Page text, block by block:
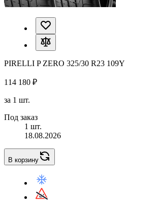
PIRELLI P ZERO 325/30 R23 109Y
114 180 ₽
за 1 шт.
Под заказ
1 шт.
18.08.2026
В корзину